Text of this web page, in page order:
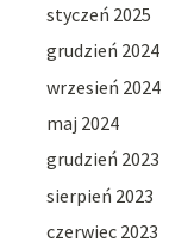
styczeń 2025
grudzień 2024
wrzesień 2024
maj 2024
grudzień 2023
sierpień 2023
czerwiec 2023